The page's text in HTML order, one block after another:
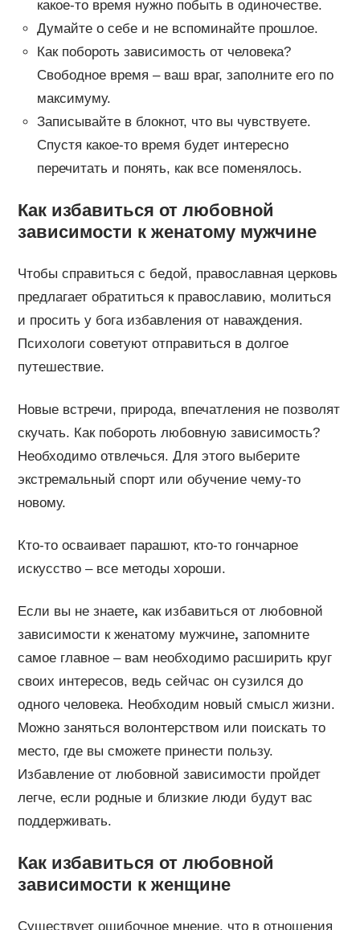
какое-то время нужно побыть в одиночестве.
Думайте о себе и не вспоминайте прошлое.
Как побороть зависимость от человека?
Свободное время – ваш враг, заполните его по
максимуму.
Записывайте в блокнот, что вы чувствуете.
Спустя какое-то время будет интересно
перечитать и понять, как все поменялось.
Как избавиться от любовной
зависимости к женатому мужчине
Чтобы справиться с бедой, православная церковь
предлагает обратиться к православию, молиться
и просить у бога избавления от наваждения.
Психологи советуют отправиться в долгое
путешествие.
Новые встречи, природа, впечатления не позволят
скучать. Как побороть любовную зависимость?
Необходимо отвлечься. Для этого выберите
экстремальный спорт или обучение чему-то
новому.
Кто-то осваивает парашют, кто-то гончарное
искусство – все методы хороши.
Если вы не знаете, как избавиться от любовной
зависимости к женатому мужчине, запомните
самое главное – вам необходимо расширить круг
своих интересов, ведь сейчас он сузился до
одного человека. Необходим новый смысл жизни.
Можно заняться волонтерством или поискать то
место, где вы сможете принести пользу.
Избавление от любовной зависимости пройдет
легче, если родные и близкие люди будут вас
поддерживать.
Как избавиться от любовной
зависимости к женщине
Существует ошибочное мнение, что в отношения